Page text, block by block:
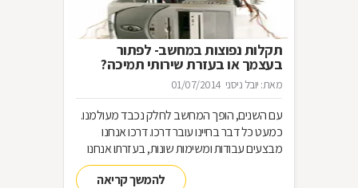
תקלות נפוצות במחשב- לפתור
בעצמך או בעזרת שירותי תמיכה?
מאת: יובל ניסני 01/07/2014
עם השנים, הופך המחשב לחלק נכבד מעולמנו.
כמעט כל דבר בחיינו עובר דרכו. דרכו אנחנו
מבצעים עבודות ומשימות שונות, בעזרתו אנחנו
מקלים על חיינו ומקצרים דרכים ועליו אנחנו
שומרים מידע שלעתים הוא למעשה כל התיעוד
להמשך קריאה